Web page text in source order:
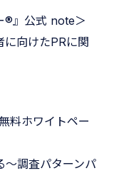
®︎』公式 note＞
に向けたPRに関
料ホワイトペー
〜調査パターンパ